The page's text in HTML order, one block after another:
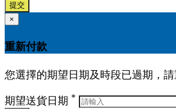
提交
×
重新付款
您選擇的期望日期及時段已過期，請
期望送貨日期 *